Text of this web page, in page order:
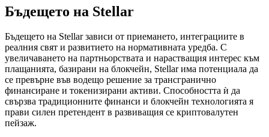
Бъдещето на Stellar
Бъдещето на Stellar зависи от приемането, интеграциите в
реалния свят и развитието на нормативната уредба. С
увеличаването на партньорствата и нарастващия интерес към
плащанията, базирани на блокчейн, Stellar има потенциала да
се превърне във водещо решение за трансгранично
финансиране и токенизирани активи. Способността ѝ да
свързва традиционните финанси и блокчейн технологията я
прави силен претендент в развиващия се криптовалутен
пейзаж.